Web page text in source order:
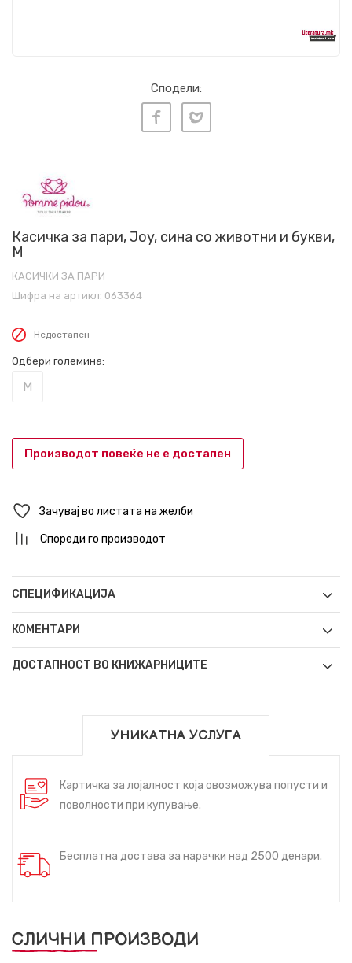
Сподели:
Касичка за пари, Joy, сина со животни и букви,
М
КАСИЧКИ ЗА ПАРИ
Шифра на артикл: 063364
Недостапен
Одбери големина:
M
Производот повеќе не е достапен
Зачувај во листата на желби
Спореди го производот
СПЕЦИФИКАЦИЈА
КОМЕНТАРИ
ДОСТАПНОСТ ВО КНИЖАРНИЦИТЕ
УНИКАТНА УСЛУГА
Картичка за лојалност која овозможува попусти и
поволности при купување.
Бесплатна достава за нарачки над 2500 денари.
СЛИЧНИ ПРОИЗВОДИ